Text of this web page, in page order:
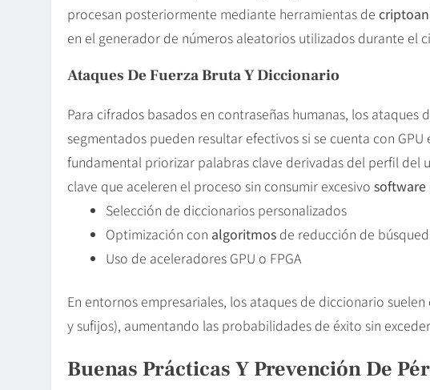
procesan posteriormente mediante herramientas de
en el generador de números aleatorios utilizados durante el
Ataques De Fuerza Bruta Y Diccionario
Para cifrados basados en contraseñas humanas, los
segmentados pueden resultar efectivos si se cuenta con
fundamental priorizar palabras clave derivadas del perfil del
clave que aceleren el proceso sin consumir excesivo software
Selección de diccionarios personalizados
Optimización con algoritmos de reducción de
Uso de aceleradores GPU o FPGA
En entornos empresariales, los ataques de diccionario
y sufijos), aumentando las probabilidades de éxito sin
Buenas Prácticas Y Prevención De